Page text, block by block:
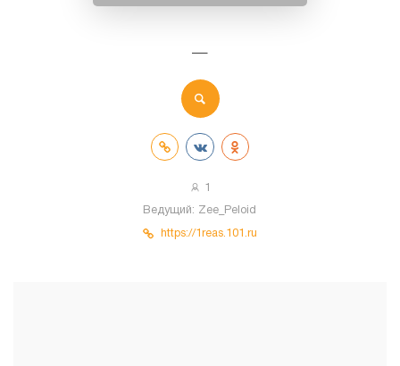
—
1
Ведущий: Zee_Peloid
https://1reas.101.ru